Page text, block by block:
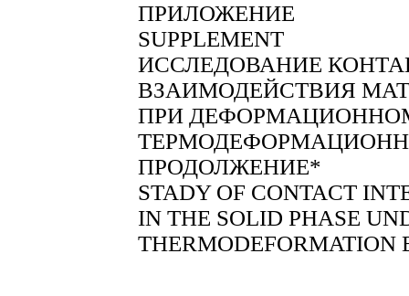
ПРИЛОЖЕНИЕ
SUPPLEMENT
ИССЛЕДОВАНИЕ
ВЗАИМОДЕЙСТВИЯ
ПРИ
ПРОДОЛЖЕНИЕ*
STADY OF CONTACT
IN THE SOLID PHASE
THERMODEFORMATION